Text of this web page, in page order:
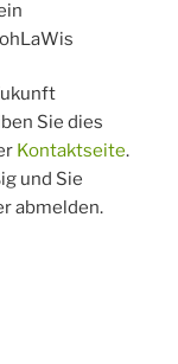
Sie dies
Kontaktseite.
und Sie
abmelden.